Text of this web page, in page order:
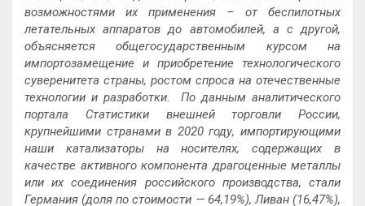
возможностями их применения – от беспилотных
летательных аппаратов до автомобилей, а с другой,
объясняется общегосударственным курсом на
импортозамещение и приобретение технологического
суверенитета страны, ростом спроса на отечественные
технологии и разработки. По данным аналитического
портала Статистики внешней торговли России,
крупнейшими странами в 2020 году, импортирующими
наши катализаторы на носителях, содержащих в
качестве активного компонента драгоценные металлы
или их соединения российского производства, стали
Германия (доля по стоимости — 64,19%), Ливан (16,47%),